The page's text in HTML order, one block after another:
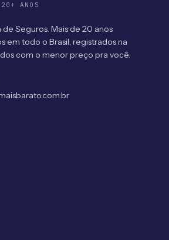
ANOS
Seguros. Mais de 20 anos
em todo o Brasil, registrados na
com o menor preço pra você.